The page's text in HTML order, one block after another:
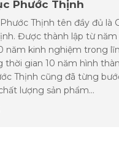
Phước Thịnh
Thịnh tên đầy đủ là
Được thành lập từ năm
năm kinh nghiệm trong
thời gian 10 năm hình
Thịnh cũng đã từng
lượng sản phẩm...